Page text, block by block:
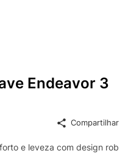
Endeavor 3
Compartilhar
e leveza com design